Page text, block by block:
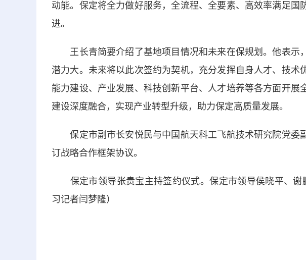
动能。保定将全力做好服务，全流程、全要素、高效率满足国
进。
王长青简要介绍了基地项目情况和未来在保规划。他表示
潜力大。未来将以此次签约为契机，充分发挥自身人才、技术
能力建设、产业发展、科技创新平台、人才培养等各方面开展
建设深度融合，实现产业转型升级，助力保定高质量发展。
保定市副市长安悦民与中国航天科工飞航技术研究院党委
订战略合作框架协议。
保定市领导张贵宝主持签约仪式。保定市领导侯晓平、谢
习记者闫梦隆）